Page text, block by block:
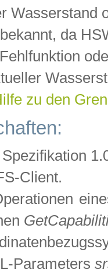
Wasserstand
da
zu den
Client.
Parameters